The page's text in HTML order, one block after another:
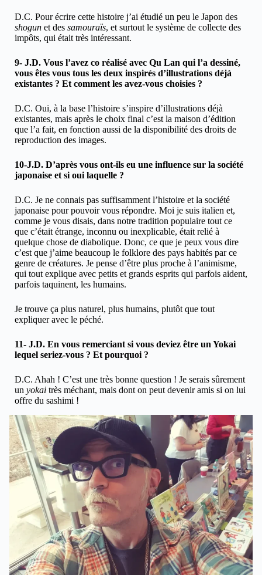
D.C. Pour écrire cette histoire j’ai étudié un peu le Japon des
shogun et des samouraïs, et surtout le système de collecte des
impôts, qui était très intéressant.
9- J.D. Vous l’avez co réalisé avec Qu Lan qui l’a dessiné,
vous êtes vous tous les deux inspirés d’illustrations déjà
existantes ? Et comment les avez-vous choisies ?
D.C. Oui, à la base l’histoire s’inspire d’illustrations déjà
existantes, mais après le choix final c’est la maison d’édition
que l’a fait, en fonction aussi de la disponibilité des droits de
reproduction des images.
10-J.D. D’après vous ont-ils eu une influence sur la société
japonaise et si oui laquelle ?
D.C. Je ne connais pas suffisamment l’histoire et la société
japonaise pour pouvoir vous répondre. Moi je suis italien et,
comme je vous disais, dans notre tradition populaire tout ce
que c’était étrange, inconnu ou inexplicable, était relié à
quelque chose de diabolique. Donc, ce que je peux vous dire
c’est que j’aime beaucoup le folklore des pays habités par ce
genre de créatures. Je pense d’être plus proche à l’animisme,
qui tout explique avec petits et grands esprits qui parfois aident,
parfois taquinent, les humains.
Je trouve ça plus naturel, plus humains, plutôt que tout
expliquer avec le péché.
11- J.D. En vous remerciant si vous deviez être un Yokai
lequel seriez-vous ? Et pourquoi ?
D.C. Ahah ! C’est une très bonne question ! Je serais sûrement
un yokai très méchant, mais dont on peut devenir amis si on lui
offre du sashimi !